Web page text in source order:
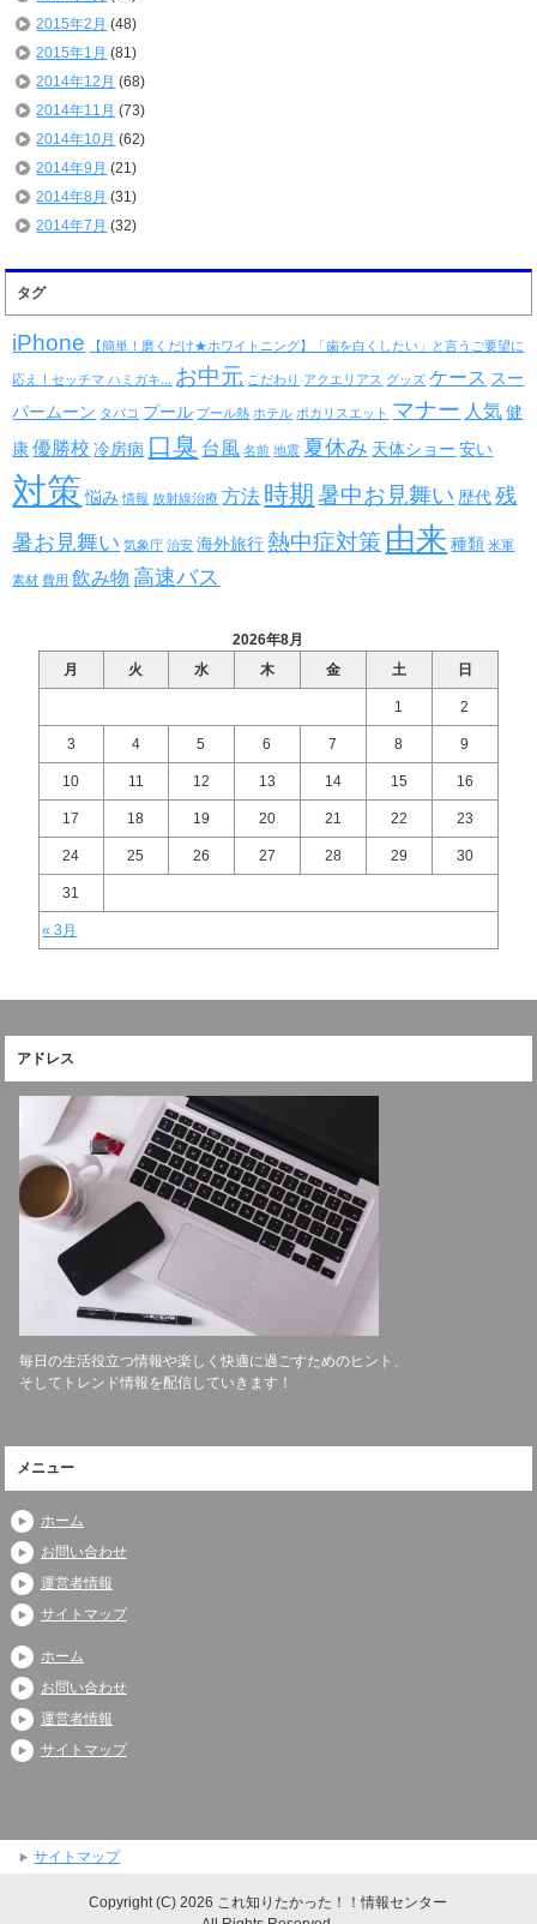
2015年2月 (48)
2015年1月 (81)
2014年12月 (68)
2014年11月 (73)
2014年10月 (62)
2014年9月 (21)
2014年8月 (31)
2014年7月 (32)
タグ
iPhone 【簡単！磨くだけ★ホワイトニング】「歯を白くしたい」と言うご要望に
応え！セッチマ ハミガキ... お中元 こだわり アクエリアス グッズ ケース スー
パームーン タバコ プール プール熱 ホテル ポカリスエット マナー 人気 健
康 優勝校 冷房病 口臭 台風 名前 地震 夏休み 天体ショー 安い
対策 悩み 情報 放射線治療 方法 時期 暑中お見舞い 歴代 残
暑お見舞い 気象庁 治安 海外旅行 熱中症対策 由来 種類 米軍
素材 費用 飲み物 高速バス
2026年8月
月
火 水 木 金 土 日
« 3月
1 2
3 4 5 6 7 8 9
10 11 12 13 14 15 16
17 18 19 20 21 22 23
24 25 26 27 28 29 30
31
アドレス
毎日の生活役立つ情報や楽しく快適に過ごすためのヒント、
そしてトレンド情報を配信していきます！
メニュー
ホーム
お問い合わせ
運営者情報
サイトマップ
ホーム
お問い合わせ
運営者情報
サイトマップ
サイトマップ
Copyright (C) 2026 これ知りたかった！！情報センター